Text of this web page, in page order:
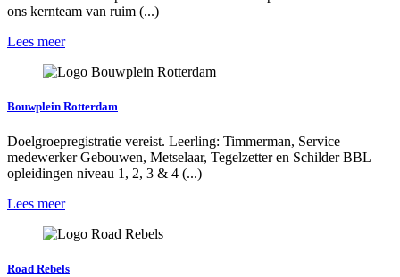
ons kernteam van ruim (...)
Lees meer
Bouwplein Rotterdam
Doelgroepregistratie vereist. Leerling: Timmerman, Service
medewerker Gebouwen, Metselaar, Tegelzetter en Schilder BBL
opleidingen niveau 1, 2, 3 & 4 (...)
Lees meer
Road Rebels